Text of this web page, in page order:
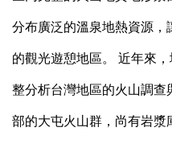
分布廣泛的溫泉地熱資源
的觀光遊憩地區。 近年來
整分析台灣地區的火山調
部的大屯火山群，尚有岩漿